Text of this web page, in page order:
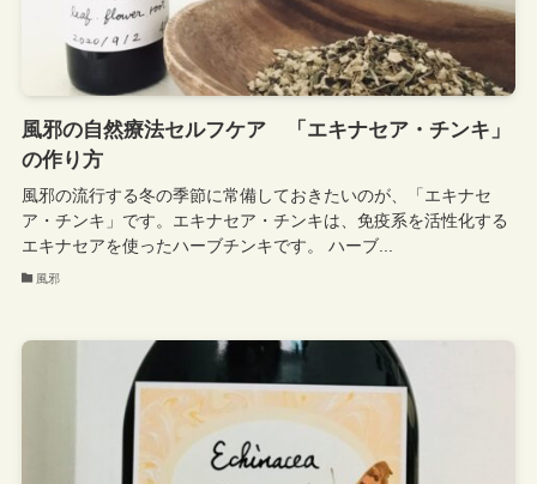
風邪の自然療法セルフケア 「エキナセア・チンキ」
の作り方
風邪の流行する冬の季節に常備しておきたいのが、「エキナセ
ア・チンキ」です。エキナセア・チンキは、免疫系を活性化する
エキナセアを使ったハーブチンキです。 ハーブ...
風邪